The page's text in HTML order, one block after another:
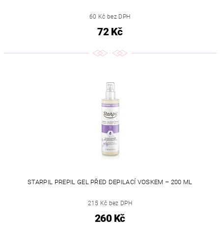
60 Kč bez DPH
72 Kč
STARPIL PREPIL GEL PŘED DEPILACÍ VOSKEM – 200 ML
215 Kč bez DPH
260 Kč